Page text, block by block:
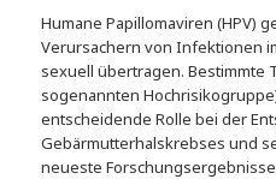
Humane Papillomaviren (HPV)
Verursachern von Infektionen
sexuell übertragen. Bestimmte
sogenannten
entscheidende Rolle bei der
Gebärmutterhalskrebses und
neueste